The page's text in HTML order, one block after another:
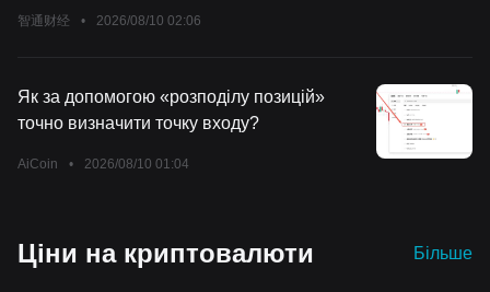
потужностей через підвищений попит на
хмарних технологій показує, що капітальні
зростання у 2027 році, за прогнозами, досягне
智通财经 • 2026/08/10 02:06
Як за допомогою «розподілу позицій»
точно визначити точку входу?
AiCoin • 2026/08/10 01:04
Ціни на криптовалюти Більше